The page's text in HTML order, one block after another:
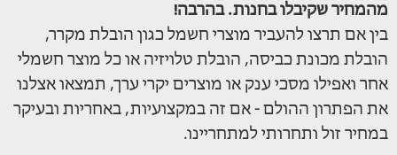
מהמחיר שקיבלו בחנות. בהרבה!
בין אם תרצו להעביר מוצרי חשמל כגון הובלת מקרר,
הובלת מכונת כביסה, הובלת טלויזיה או כל מוצר חשמלי
אחר ואפילו מסכי ענק או מוצרים יקרי ערך, תמצאו אצלנו
את הפתרון ההולם - אם זה במקצועיות, באחריות ובעיקר
במחיר זול ותחרותי למתחריינו.